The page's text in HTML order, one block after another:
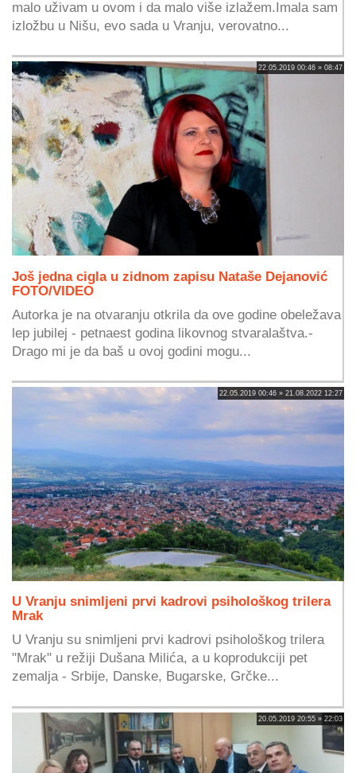
malo uživam u ovom i da malo više izlažem.Imala sam
izložbu u Nišu, evo sada u Vranju, verovatno...
22.05.2019 00:46 » 08:47
Još jedna cigla u zidnom zapisu Nataše Dejanović
FOTO/VIDEO
Autorka je na otvaranju otkrila da ove godine obeležava
lep jubilej - petnaest godina likovnog stvaralaštva.-
Drago mi je da baš u ovoj godini mogu...
22.05.2019 00:46 » 21.08.2022 12:27
U Vranju snimljeni prvi kadrovi psihološkog trilera
Mrak
U Vranju su snimljeni prvi kadrovi psihološkog trilera
"Mrak" u režiji Dušana Milića, a u koprodukciji pet
zemalja - Srbije, Danske, Bugarske, Grčke...
20.05.2019 20:55 » 22:03